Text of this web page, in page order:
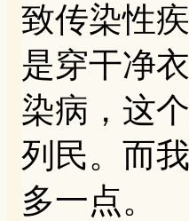
致传染性
是穿干净
染病，这
列民。而
多一点。